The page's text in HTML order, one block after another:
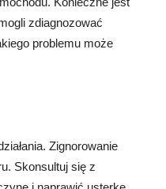
zdiagnozować
problemu może
Zignorowanie
Skonsultuj się z